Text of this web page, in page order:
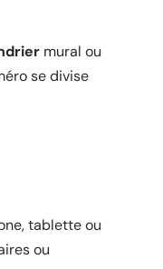
mural ou
se divise
tablette ou
ou